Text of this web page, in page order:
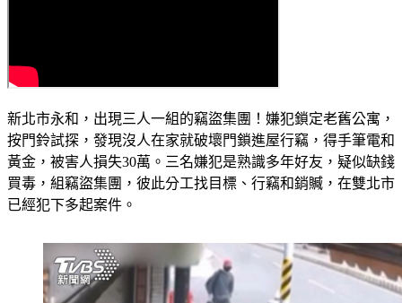
按門鈴試探，發現沒人在家就破壞門鎖進屋行竊，得手筆電和
黃金，被害人損失30萬。三名嫌犯是熟識多年好友，疑似缺錢
買毒，組竊盜集團，彼此分工找目標、行竊和銷贓，在雙北市
已經犯下多起案件。